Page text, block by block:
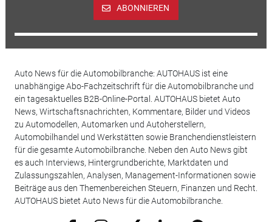
ABONNIEREN
Auto News für die Automobilbranche: AUTOHAUS ist eine
unabhängige Abo-Fachzeitschrift für die Automobilbranche und
ein tagesaktuelles B2B-Online-Portal. AUTOHAUS bietet Auto
News, Wirtschaftsnachrichten, Kommentare, Bilder und Videos
zu Automodellen, Automarken und Autoherstellern,
Automobilhandel und Werkstätten sowie Branchendienstleistern
für die gesamte Automobilbranche. Neben den Auto News gibt
es auch Interviews, Hintergrundberichte, Marktdaten und
Zulassungszahlen, Analysen, Management-Informationen sowie
Beiträge aus den Themenbereichen Steuern, Finanzen und Recht.
AUTOHAUS bietet Auto News für die Automobilbranche.